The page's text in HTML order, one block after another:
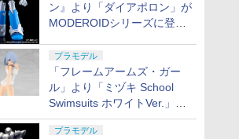
ン』より「ダイアポロン」が
MODEROIDシリーズに登
プラモデル
「フレームアームズ・ガー
ル」より「ミヅキ School
Swimsuits ホワイトVer.」が8
月10日から予約開始決定！
プラモデル